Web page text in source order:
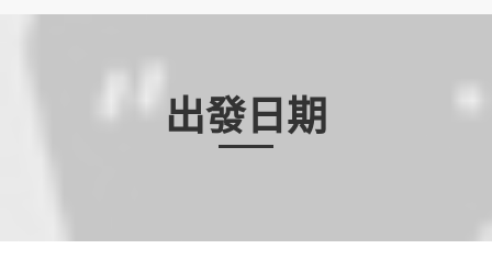
出發日期